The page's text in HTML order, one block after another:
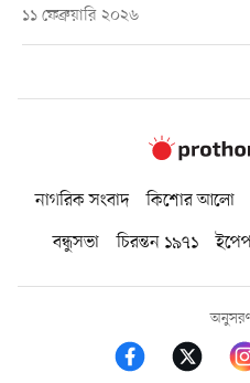
১১ ফেব্রুয়ারি ২০২৬
নাগরিক সংবাদ কিশোর আলো
বন্ধুসভা
চিরন্তন ১৯৭১